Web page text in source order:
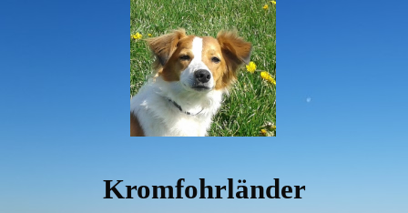
Kromfohrländer